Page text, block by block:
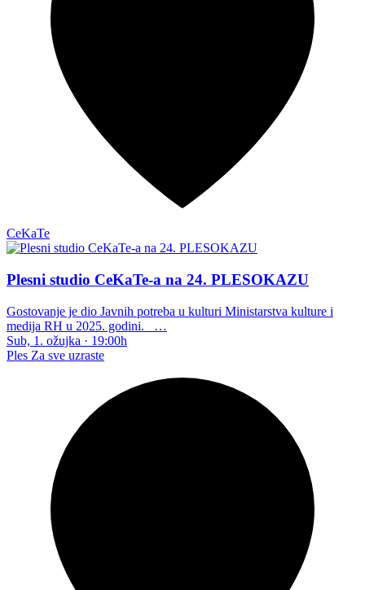
CeKaTe
Plesni studio CeKaTe-a na 24. PLESOKAZU
Gostovanje je dio Javnih potreba u kulturi Ministarstva kulture i
medija RH u 2025. godini. …
Sub, 1. ožujka · 19:00h
Ples Za sve uzraste